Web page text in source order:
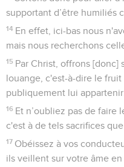
supportant d’être humiliés
14 En effet, ici-bas nous
mais nous recherchons
15 Par Christ, offrons [donc]
louange, c'est-à-dire le
publiquement lui appartenir.
16 Et n’oubliez pas de faire
c'est à de tels sacrifices
17 Obéissez à vos
ils veillent sur votre âme